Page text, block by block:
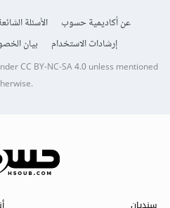
عن أكاديمية حسوب الأسئلة الشائعة
إرشادات الاستخدام
بيان
CC BY-NC-SA 4.0unless mentioned